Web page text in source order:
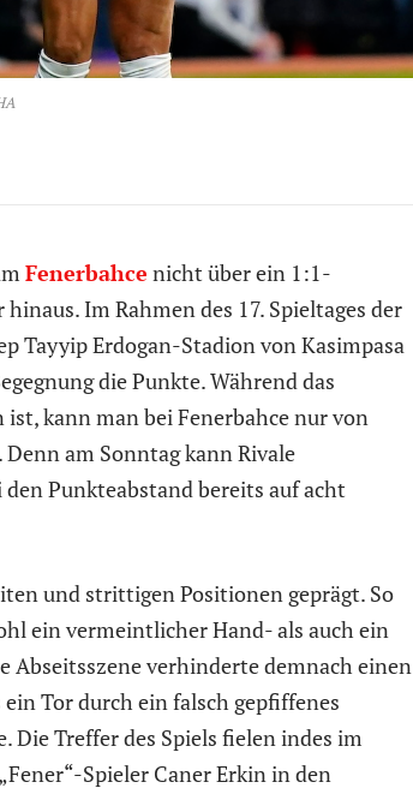
Fenerbahce nicht über ein 1:1-
Im Rahmen des 17. Spieltages der
Tayyip Erdogan-Stadion von Kasimpasa
die Punkte. Während das
kann man bei Fenerbahce nur von
am Sonntag kann Rivale
Punkteabstand bereits auf acht
und strittigen Positionen geprägt. So
ein vermeintlicher Hand- als auch ein
Abseitsszene verhinderte demnach einen
Tor durch ein falsch gepfiffenes
Die Treffer des Spiels fielen indes im
Spieler Caner Erkin in den